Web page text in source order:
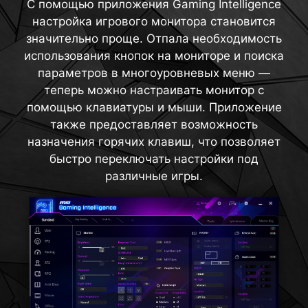
С помощью приложения Gaming Intelligence
настройка игрового монитора становится
значительно проще. Отпала необходимость
использования кнопок на мониторе и поиска
параметров в многоуровневых меню —
теперь можно настраивать монитор с
помощью клавиатуры и мыши. Приложение
также предоставляет возможность
назначения горячих клавиш, что позволяет
быстро переключать настройки под
различные игры.
гарантирует идеальную совместимость с
консолями с разрешением до 4K при 120 Гц.
Благодаря встроенной технологии HDMI™ CEC
(Consumer Electronics Control), монитор может
подключаться к контроллерам, позволяя им
включать монитор и настраивать режимы для
различных устройств.
переключения увеличения. Экран сохраняет
увеличение независимо от используемого
оружия.